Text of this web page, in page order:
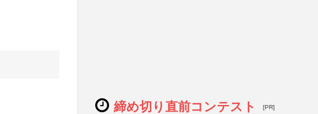
締め切り直前コンテスト [PR]